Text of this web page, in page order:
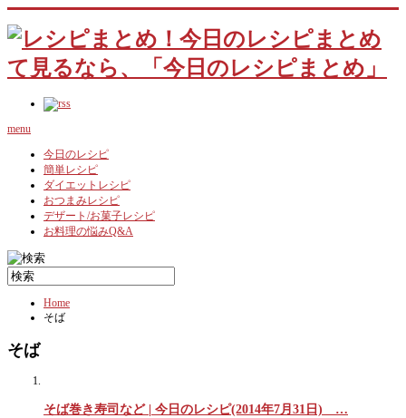
menu
今日のレシピ
簡単レシピ
ダイエットレシピ
おつまみレシピ
デザート/お菓子レシピ
お料理の悩みQ&A
Home
そば
そば
そば巻き寿司など | 今日のレシピ(2014年7月31日) …